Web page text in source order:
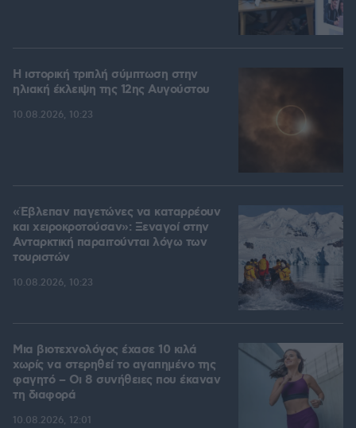
Η ιστορική τριπλή σύμπτωση στην
ηλιακή έκλειψη της 12ης Αυγούστου
10.08.2026, 10:23
«Έβλεπαν παγετώνες να καταρρέουν
και χειροκροτούσαν»: Ξεναγοί στην
Ανταρκτική παραιτούνται λόγω των
τουριστών
10.08.2026, 10:23
Μια βιοτεχνολόγος έχασε 10 κιλά
χωρίς να στερηθεί το αγαπημένο της
φαγητό – Οι 8 συνήθειες που έκαναν
τη διαφορά
10.08.2026, 12:01